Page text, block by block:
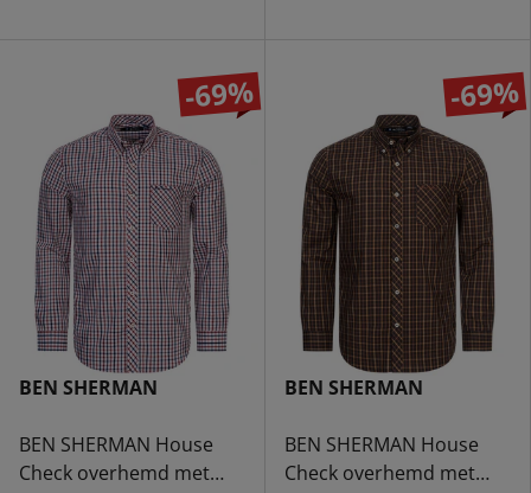
-69%
BEN SHERMAN
BEN SHERMAN House
Check overhemd met
-69%
BEN SHERMAN
BEN SHERMAN House
Check overhemd met